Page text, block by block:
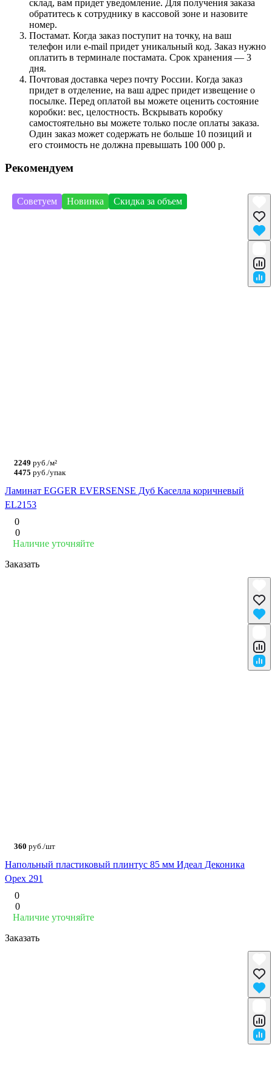
склад, вам придет уведомление. Для получения заказа
обратитесь к сотруднику в кассовой зоне и назовите
номер.
Постамат. Когда заказ поступит на точку, на ваш
телефон или e-mail придет уникальный код. Заказ нужно
оплатить в терминале постамата. Срок хранения — 3
дня.
Почтовая доставка через почту России. Когда заказ
придет в отделение, на ваш адрес придет извещение о
посылке. Перед оплатой вы можете оценить состояние
коробки: вес, целостность. Вскрывать коробку
самостоятельно вы можете только после оплаты заказа.
Один заказ может содержать не больше 10 позиций и
его стоимость не должна превышать 100 000 р.
Рекомендуем
Советуем Новинка Скидка за объем
2249 руб./м²
4475 руб./упак
Ламинат EGGER EVERSENSE Дуб Каселла коричневый
EL2153
0
0
Наличие уточняйте
Заказать
360 руб./шт
Напольный пластиковый плинтус 85 мм Идеал Деконика
Орех 291
0
0
Наличие уточняйте
Заказать